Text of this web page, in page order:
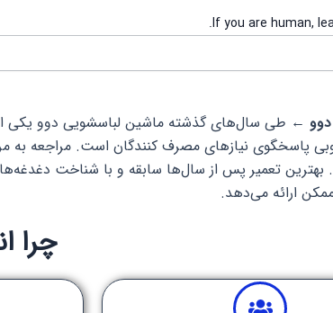
If you are human,
دوو ← طی سال‌های گذشته ماشین لباسشویی دوو یکی از
پاسخگوی نیازهای مصرف کنندگان است. مراجعه به
بهترین تعمیر پس از سال‌ها سابقه و با شناخت
ارائه می‌دهد.
چرا